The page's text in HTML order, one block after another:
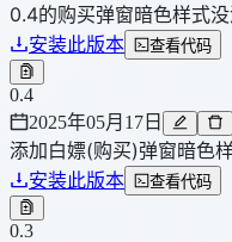
0.4的购买弹窗暗色样式
安装此版本 查看代码
0.4
2025年05月17日
添加白嫖(购买)弹窗暗色
安装此版本 查看代码
0.3